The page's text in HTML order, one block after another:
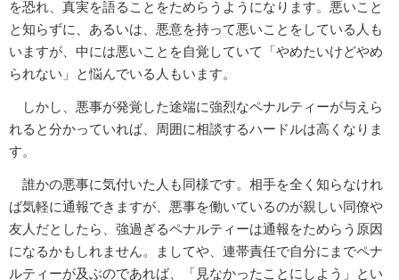
を恐れ、真実を語ることをためらうようになります。悪いこと
と知らずに、あるいは、悪意を持って悪いことをしている人も
いますが、中には悪いことを自覚していて「やめたいけどやめ
られない」と悩んでいる人もいます。
しかし、悪事が発覚した途端に強烈なペナルティーが与えら
れると分かっていれば、周囲に相談するハードルは高くなりま
す。
誰かの悪事に気付いた人も同様です。相手を全く知らなけれ
ば気軽に通報できますが、悪事を働いているのが親しい同僚や
友人だとしたら、強過ぎるペナルティーは通報をためらう原因
になるかもしれません。ましてや、連帯責任で自分にまでペナ
ルティーが及ぶのであれば、「見なかったことにしよう」とい